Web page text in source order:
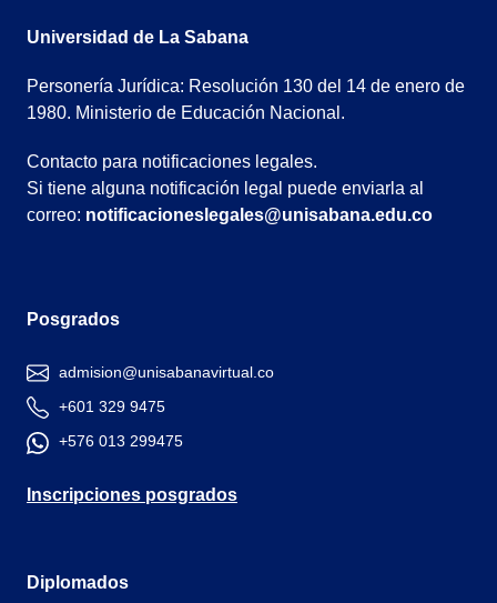
Universidad de La Sabana
Personería Jurídica: Resolución 130 del 14 de enero de
1980. Ministerio de Educación Nacional.
Contacto para notificaciones legales.
Si tiene alguna notificación legal puede enviarla al
correo: notificacioneslegales@unisabana.edu.co
Posgrados
admision@unisabanavirtual.co
+601 329 9475
+576 013 299475
Inscripciones posgrados
Diplomados